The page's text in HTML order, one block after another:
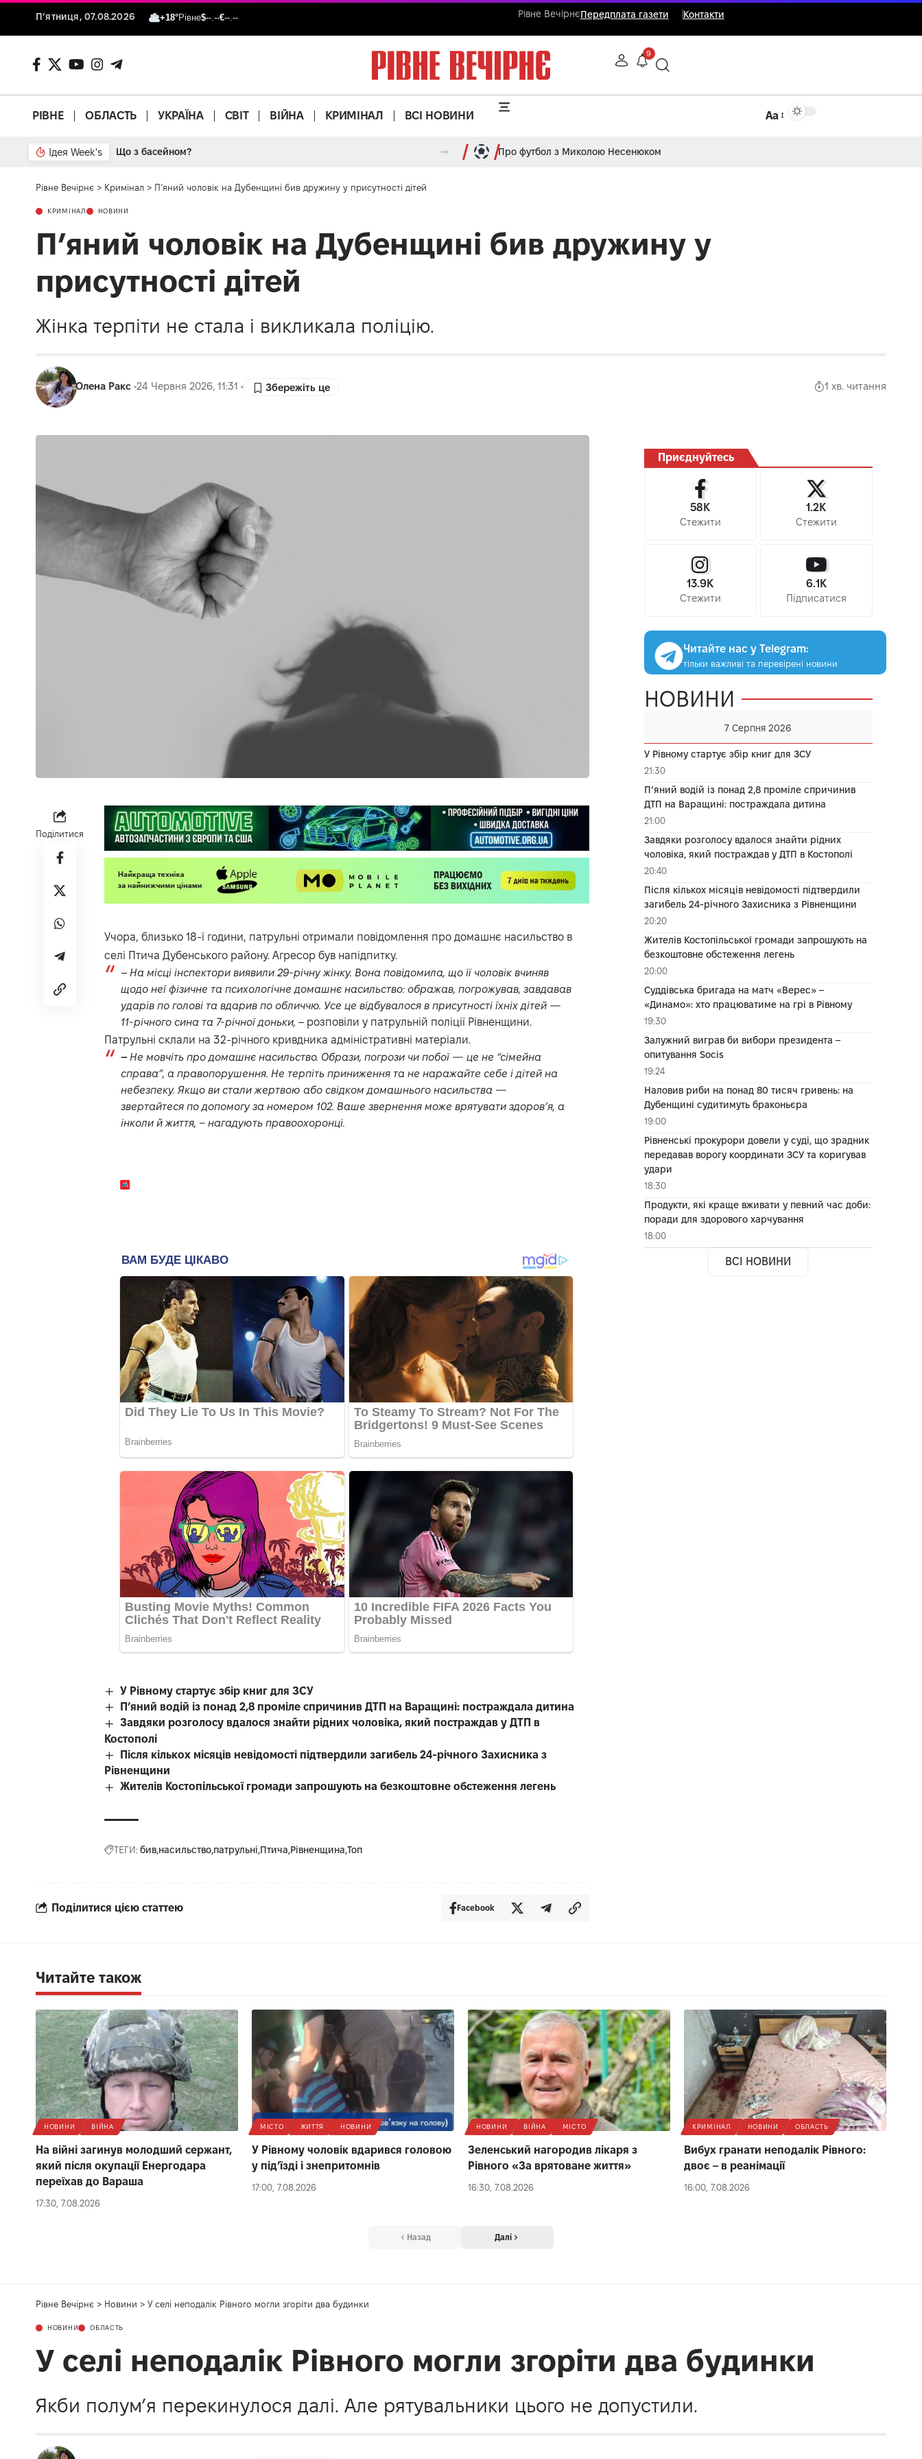
П’ятниця, 07.08.2026 +18°Рівне$--.--€--.-- Рівне ВечірнєПередплата газети Контакти
9
РІВНЕ ОБЛАСТЬ УКРАЇНА СВІТ ВІЙНА КРИМІНАЛ ВСІ НОВИНИ Аа
Ідея Week's Що з басейном? Про футбол з Миколою Несенюком
Рівне Вечірнє > Кримінал > П’яний чоловік на Дубенщині бив дружину у присутності дітей
КРИМІНАЛ НОВИНИ
П’яний чоловік на Дубенщині бив дружину у
присутності дітей
Жінка терпіти не стала і викликала поліцію.
Олена Ракс 24 Червня 2026, 11:31 1 хв. читання
Поділитися
Учора, близько 18-ї години, патрульні отримали повідомлення про домашнє насильство в
селі Птича Дубенського району. Агресор був напідпитку.
– На місці інспектори виявили 29-річну жінку. Вона повідомила, що її чоловік вчиняв
щодо неї фізичне та психологічне домашнє насильство: ображав, погрожував, завдавав
ударів по голові та вдарив по обличчю. Усе це відбувалося в присутності їхніх дітей —
11-річного сина та 7-річної доньки, – розповіли у патрульній поліції Рівненщини.
Патрульні склали на 32-річного кривдника адміністративні матеріали.
– Не мовчіть про домашнє насильство. Образи, погрози чи побої — це не “сімейна
справа”, а правопорушення. Не терпіть приниження та не наражайте себе і дітей на
небезпеку. Якщо ви стали жертвою або свідком домашнього насильства —
звертайтеся по допомогу за номером 102. Ваше звернення може врятувати здоров’я, а
інколи й життя, – нагадують правоохоронці.
У Рівному стартує збір книг для ЗСУ
П’яний водій із понад 2,8 проміле спричинив ДТП на Варащині: постраждала дитина
Завдяки розголосу вдалося знайти рідних чоловіка, який постраждав у ДТП в
Костополі
Після кількох місяців невідомості підтвердили загибель 24-річного Захисника з
Рівненщини
Жителів Костопільської громади запрошують на безкоштовне обстеження легень
ТЕГИ: бив насильство патрульні Птича Рівненщина Топ
Поділитися цією статтею Facebook
Приєднуйтесь
58K
Стежити
1.2K
Стежити
13.9K
Стежити
6.1K
Підписатися
Читайте нас у Telegram:
тільки важливі та перевірені новини
НОВИНИ
7 Серпня 2026
У Рівному стартує збір книг для ЗСУ
21:30
П’яний водій із понад 2,8 проміле спричинив
ДТП на Варащині: постраждала дитина
21:00
Завдяки розголосу вдалося знайти рідних
чоловіка, який постраждав у ДТП в Костополі
20:40
Після кількох місяців невідомості підтвердили
загибель 24-річного Захисника з Рівненщини
20:20
Жителів Костопільської громади запрошують на
безкоштовне обстеження легень
20:00
Суддівська бригада на матч «Верес» –
«Динамо»: хто працюватиме на грі в Рівному
19:30
Залужний виграв би вибори президента –
опитування Socis
19:24
Наловив риби на понад 80 тисяч гривень: на
Дубенщині судитимуть браконьєра
19:00
Рівненські прокурори довели у суді, що зрадник
передавав ворогу координати ЗСУ та коригував
удари
18:30
Продукти, які краще вживати у певний час доби:
поради для здорового харчування
18:00
ВСІ НОВИНИ
Читайте також
НОВИНИ ВІЙНА
На війні загинув молодший сержант,
який після окупації Енергодара
переїхав до Вараша
17:30, 7.08.2026
МІСТО ЖИТТЯ НОВИНИ
У Рівному чоловік вдарився головою
у під’їзді і знепритомнів
17:00, 7.08.2026
НОВИНИ ВІЙНА МІСТО
Зеленський нагородив лікаря з
Рівного «За врятоване життя»
16:30, 7.08.2026
КРИМІНАЛ НОВИНИ ОБЛАСТЬ
Вибух гранати неподалік Рівного:
двоє – в реанімації
16:00, 7.08.2026
Назад Далі
Рівне Вечірнє > Новини > У селі неподалік Рівного могли згоріти два будинки
НОВИНИ ОБЛАСТЬ
У селі неподалік Рівного могли згоріти два будинки
Якби полум’я перекинулося далі. Але рятувальники цього не допустили.